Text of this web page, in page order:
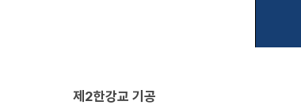
제2한강교 기공